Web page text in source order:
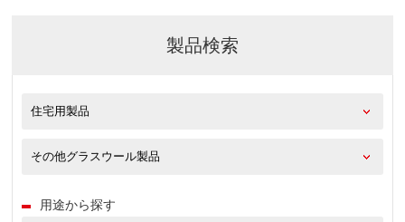
製品検索
用途から探す